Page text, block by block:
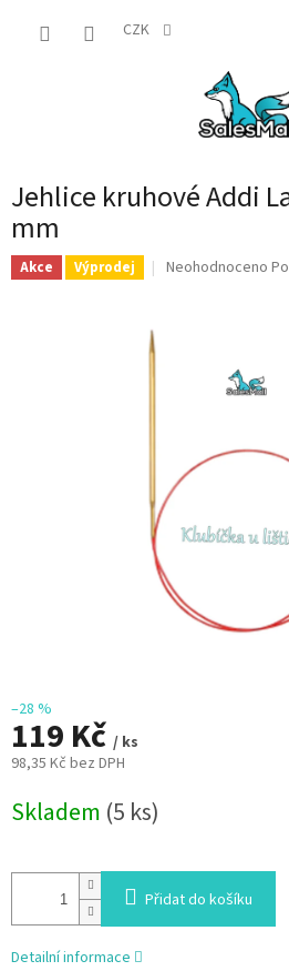
CZK
Jehlice kruhové Addi
mm
Akce Výprodej
Průměrné
Neohodnoceno
–28 %
119 Kč / ks
98,35 Kč bez DPH
cena:
Skladem (5 ks)
Přidat do košíku
Detailní informace